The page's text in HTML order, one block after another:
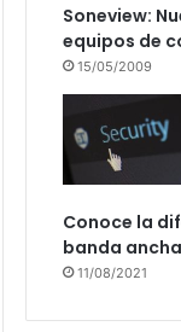
Soneview:
equipos de
15/05/2009
Conoce la
banda ancha
11/08/2021